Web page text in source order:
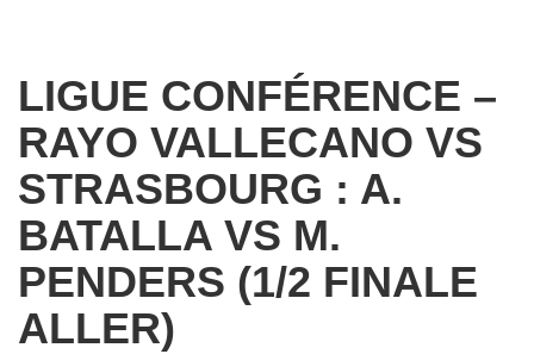
LIGUE CONFÉRENCE –
RAYO VALLECANO VS
STRASBOURG : A.
BATALLA VS M.
PENDERS (1/2 FINALE
ALLER)